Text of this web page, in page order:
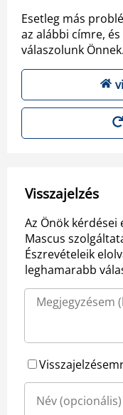
Esetleg más
az alábbi címre,
válaszolunk
Visszajelzés
Az Önök kérdései
Mascus
Észrevételeik
leghamarabb